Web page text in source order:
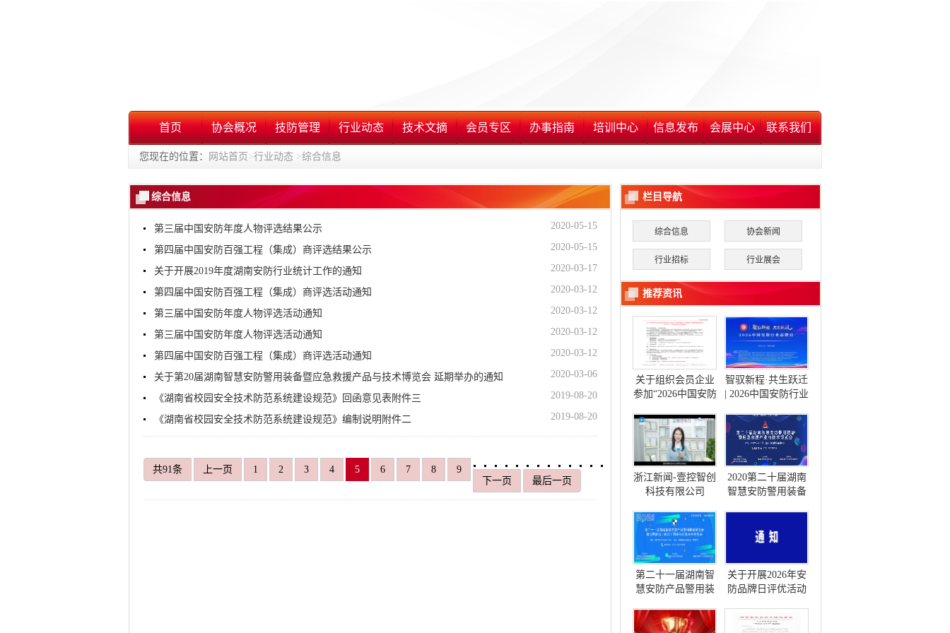
首页 协会概况 技防管理 行业动态 技术文摘 会员专区 办事指南 培训中心 信息发布 会展中心 联系我们
您现在的位置： 网站首页 >行业动态 >综合信息
综合信息
2020-05-15
第三届中国安防年度人物评选结果公示
2020-05-15
第四届中国安防百强工程（集成）商评选结果公示
2020-03-17
关于开展2019年度湖南安防行业统计工作的通知
2020-03-12
第四届中国安防百强工程（集成）商评选活动通知
2020-03-12
第三届中国安防年度人物评选活动通知
2020-03-12
第三届中国安防年度人物评选活动通知
2020-03-12
第四届中国安防百强工程（集成）商评选活动通知
2020-03-06
关于第20届湖南智慧安防警用装备暨应急救援产品与技术博览会 延期举办的通知
2019-08-20
《湖南省校园安全技术防范系统建设规范》回函意见表附件三
2019-08-20
《湖南省校园安全技术防范系统建设规范》编制说明附件二
共91条 上一页 1 2 3 4 5 6 7 8
9
下一页
最后一页
栏目导航
综合信息 协会新闻
行业招标 行业展会
推荐资讯
关于组织会员企业
参加“2026中国安防
商)大会”(长沙站)的
通知
智驭新程·共生跃迁
| 2026中国安防行业
幕
浙江新闻-壹控智创
科技有限公司
2020第二十届湖南
智慧安防警用装备
第二十一届湖南智
慧安防产品警用装
南（长沙）网络与
关于开展2026年安
防品牌日评优活动